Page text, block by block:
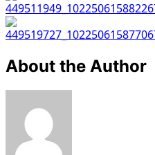
About the Author